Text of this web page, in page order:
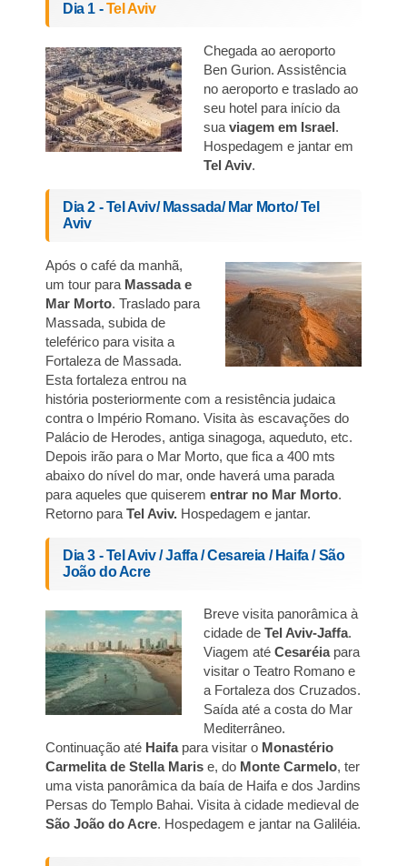
Dia 1 -Tel Aviv
Chegada ao aeroporto
Ben Gurion. Assistência
no aeroporto e traslado ao
seu hotel para início da
suaviagem em Israel .
Hospedagem e jantar em
Tel Aviv.
Dia 2 - Tel Aviv/ Massada/ Mar Morto/ Tel
Aviv
Após o café da manhã,
um tour para Massada e
Mar Morto. Traslado para
Massada, subida de
teleférico para visita a
Fortaleza de Massada.
Esta fortaleza entrou na
história posteriormente com a resistência judaica
contra o Império Romano. Visita às escavações do
Palácio de Herodes, antiga sinagoga, aqueduto, etc.
Depois irão para o Mar Morto, que fica a 400 mts
abaixo do nível do mar, onde haverá uma parada
para aqueles que quiserem entrar no Mar Morto.
Retorno paraTel Aviv. Hospedagem e jantar.
Dia 3 - Tel Aviv / Jaffa / Cesareia / Haifa / São
João do Acre
Breve visita panorâmica à
cidade de Tel Aviv-Jaffa.
Viagem até Cesaréiapara
visitar o Teatro Romano e
a Fortaleza dos Cruzados.
Saída até a costa do Mar
Mediterrâneo.
Continuação até Haifa para visitar o Monastério
Carmelita de Stella Maris e, do Monte Carmelo, ter
uma vista panorâmica da baía de Haifa e dos Jardins
Persas do Templo Bahai. Visita à cidade medieval de
São João do Acre. Hospedagem e jantar na Galiléia.